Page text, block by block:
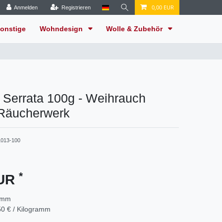
Anmelden Registrieren 0,00 EUR
Wohndesign Wolle & Zubehör
100g - Weihrauch
100
*
€ / Kilogramm